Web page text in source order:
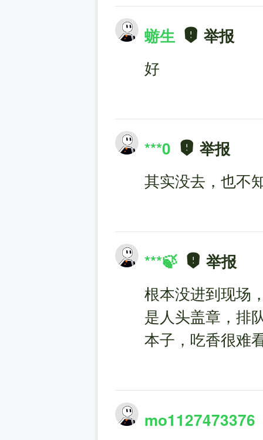
蝣生
举报
好
***0
举报
其实没去，也不
***🍃
举报
根本没进到现场
是人头盖章，排
本子，吃香很难
mo1127473376